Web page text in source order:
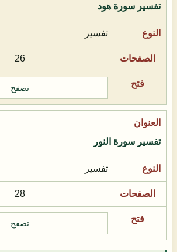
تفسير سورة هود
تفسير
26
تصفح
تفسير سورة النور
تفسير
28
تصفح